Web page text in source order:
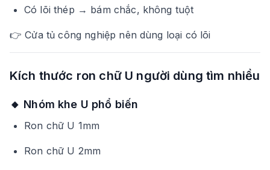
Có lõi thép → bám chắc, không tuột
👉 Cửa tủ công nghiệp nên dùng loại có lõi
Kích thước ron chữ U người dùng tìm nhiều
🔸 Nhóm khe U phổ biến
Ron chữ U 1mm
Ron chữ U 2mm